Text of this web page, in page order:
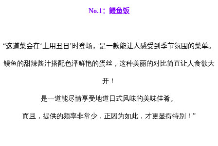
No.1 ：鳗鱼饭
“这道菜会在‘土用丑日 ’ 时登场，是一款能让人感受到季节氛围的菜单。
鳗鱼的甜辣酱汁搭配色泽鲜艳的蛋丝，这种美丽的对比简直让人食欲大
开！
是一道能尽情享受地道日式风味的美味佳肴。
而且，提供的频率非常少，正因为如此，才更显得特别！”